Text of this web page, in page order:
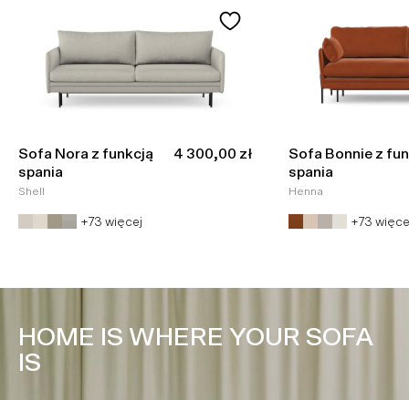
Sofa Nora z funkcją
spania
Cena promocyjna
4 300,00 zł
Shell
+73 więcej
Sofa Bonnie z
spania
Henna
+73
HOME IS WHERE YOUR SOFA
IS